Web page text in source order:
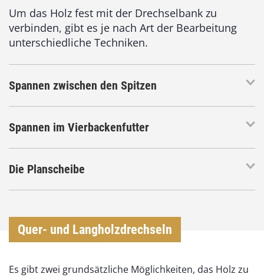
Um das Holz fest mit der Drechselbank zu
verbinden, gibt es je nach Art der Bearbeitung
unterschiedliche Techniken.
Spannen zwischen den Spitzen
Spannen im Vierbackenfutter
Die Planscheibe
Quer- und Langholzdrechseln
Es gibt zwei grundsätzliche Möglichkeiten, das Holz zu